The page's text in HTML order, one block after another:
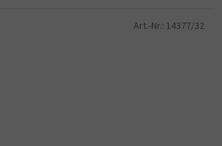
Art.-Nr.: 14377/32